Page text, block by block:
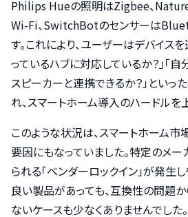
Philips Hueの照明はZigbee、
Wi-Fi、SwitchBotのセンサーは
す。これにより、ユーザーはデバイス
っているハブに対応しているか？」「
スピーカーと連携できるか？」といっ
れ、スマートホーム導入のハードルを
このような状況は、スマートホーム
要因にもなっていました。特定のメ
られる「ベンダーロックイン」が発生
良い製品があっても、互換性の問題
ないケースも少なくありませんでした